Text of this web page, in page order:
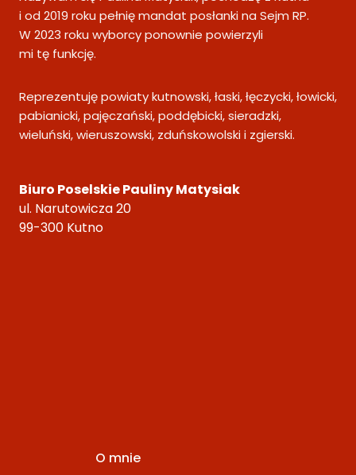
i od 2019 roku pełnię mandat posłanki na Sejm RP.
W 2023 roku wyborcy ponownie powierzyli
mi tę funkcję.
Reprezentuję powiaty kutnowski, łaski, łęczycki, łowicki,
pabianicki, pajęczański, poddębicki, sieradzki,
wieluński, wieruszowski, zduńskowolski i zgierski.
Biuro Poselskie Pauliny Matysiak
ul. Narutowicza 20
99-300 Kutno
O mnie